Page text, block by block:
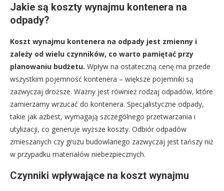
Jakie są koszty wynajmu kontenera na
odpady?
Koszt wynajmu kontenera na odpady jest zmienny i
zależy od wielu czynników, co warto pamiętać przy
planowaniu budżetu. Wpływ na ostateczną cenę ma przede
wszystkim pojemność kontenera – większe pojemniki są
zazwyczaj droższe. Ważny jest również rodzaj odpadów, które
zamierzamy wrzucać do kontenera. Specjalistyczne odpady,
takie jak azbest, wymagają szczególnego przetwarzania i
utylizacji, co generuje wyższe koszty. Odbiór odpadów
zmieszanych czy gruzu budowlanego zazwyczaj jest tańszy niż
w przypadku materiałów niebezpiecznych.
Czynniki wpływające na koszt wynajmu